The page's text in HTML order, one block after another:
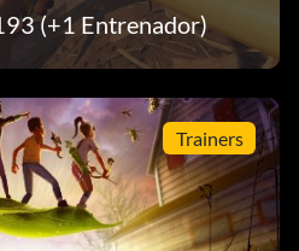
(+1 Entrenador)
Trainers